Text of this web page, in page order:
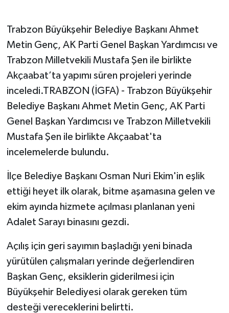
Trabzon Büyükşehir Belediye Başkanı Ahmet
Metin Genç, AK Parti Genel Başkan Yardımcısı ve
Trabzon Milletvekili Mustafa Şen ile birlikte
Akçaabat’ta yapımı süren projeleri yerinde
inceledi.TRABZON (İGFA) - Trabzon Büyükşehir
Belediye Başkanı Ahmet Metin Genç, AK Parti
Genel Başkan Yardımcısı ve Trabzon Milletvekili
Mustafa Şen ile birlikte Akçaabat'ta
incelemelerde bulundu.
İlçe Belediye Başkanı Osman Nuri Ekim'in eşlik
ettiği heyet ilk olarak, bitme aşamasına gelen ve
ekim ayında hizmete açılması planlanan yeni
Adalet Sarayı binasını gezdi.
Açılış için geri sayımın başladığı yeni binada
yürütülen çalışmaları yerinde değerlendiren
Başkan Genç, eksiklerin giderilmesi için
Büyükşehir Belediyesi olarak gereken tüm
desteği vereceklerini belirtti.